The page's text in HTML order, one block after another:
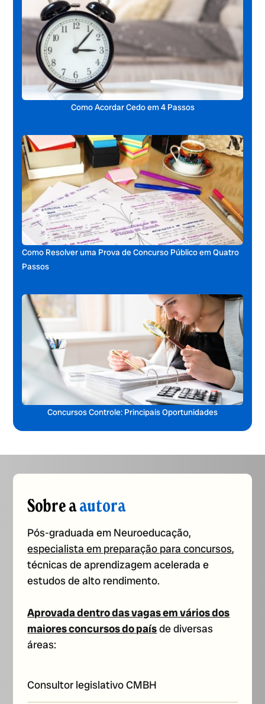
Como Acordar Cedo em 4 Passos
Como Resolver uma Prova de Concurso Público em Quatro
Passos
Concursos Controle: Principais Oportunidades
Sobre aautora
Pós-graduada em Neuroeducação,
especialista em preparação para concursos,
técnicas de aprendizagem acelerada e
estudos de alto rendimento.
Aprovada dentro das vagas em vários dos
maiores concursos do paísde diversas
áreas:
Consultor legislativo CMBH